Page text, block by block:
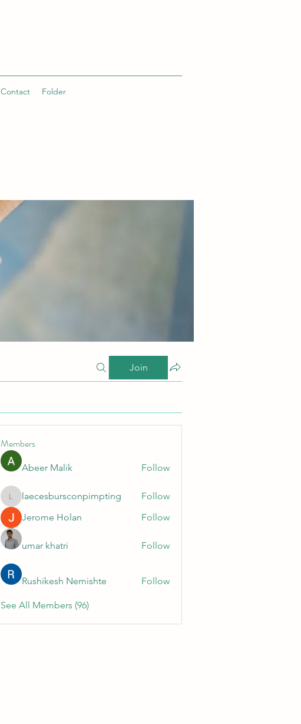
Contact Folder
Join
Members
Abeer Malik Follow
laecesbursconpimpting
laecesbursconpimpting
Follow
Jerome Holan
Follow
umar khatri Follow
Rushikesh Nemishte Follow
See All Members (96)